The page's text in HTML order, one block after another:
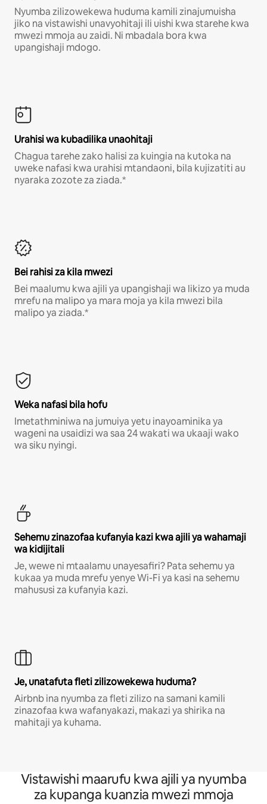
Nyumba zilizowekewa huduma kamili zinajumuisha
jiko na vistawishi unavyohitaji ili uishi kwa starehe kwa
mwezi mmoja au zaidi. Ni mbadala bora kwa
upangishaji mdogo.
Urahisi wa kubadilika unaohitaji
Chagua tarehe zako halisi za kuingia na kutoka na
uweke nafasi kwa urahisi mtandaoni, bila kujizatiti au
nyaraka zozote za ziada.*
Bei rahisi za kila mwezi
Bei maalumu kwa ajili ya upangishaji wa likizo ya muda
mrefu na malipo ya mara moja ya kila mwezi bila
malipo ya ziada.*
Weka nafasi bila hofu
Imetathminiwa na jumuiya yetu inayoaminika ya
wageni na usaidizi wa saa 24 wakati wa ukaaji wako
wa siku nyingi.
Sehemu zinazofaa kufanyia kazi kwa ajili ya wahamaji
wa kidijitali
Je, wewe ni mtaalamu unayesafiri? Pata sehemu ya
kukaa ya muda mrefu yenye Wi-Fi ya kasi na sehemu
mahususi za kufanyia kazi.
Je, unatafuta fleti zilizowekewa huduma?
Airbnb ina nyumba za fleti zilizo na samani kamili
zinazofaa kwa wafanyakazi, makazi ya shirika na
mahitaji ya kuhama.
Vistawishi maarufu kwa ajili ya nyumba
za kupanga kuanzia mwezi mmoja